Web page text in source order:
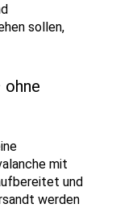
sollen,
ohne
mit
und
werden